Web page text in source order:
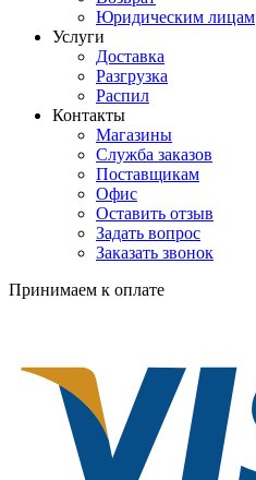
Юридическим лицам
Услуги
Доставка
Разгрузка
Распил
Контакты
Магазины
Служба заказов
Поставщикам
Офис
Оставить отзыв
Задать вопрос
Заказать звонок
Принимаем к оплате